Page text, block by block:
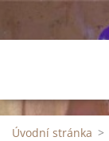
Úvodní stránka >